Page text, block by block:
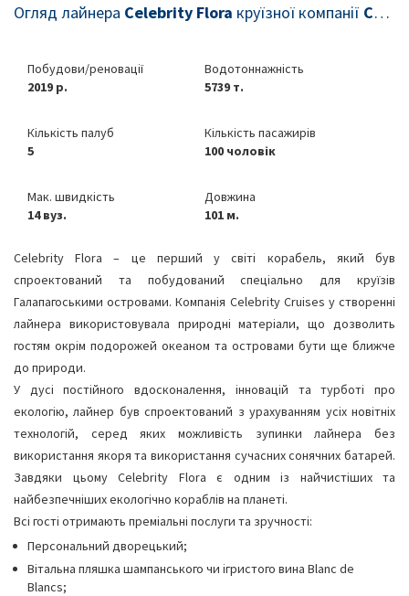
Огляд лайнера Celebrity Flora круїзної компанії Celebrity Cruises
Побудови/реновації
2019 р.
Водотоннажність
5739 т.
Кількість палуб
5
Кількість пасажирів
100 чоловік
Мак. швидкість
14 вуз.
Довжина
101 м.
Celebrity Flora – це перший у світі корабель, який був
спроектований та побудований спеціально для круїзів
Галапагоськими островами. Компанія Celebrity Cruises у створенні
лайнера використовувала природні матеріали, що дозволить
гостям окрім подорожей океаном та островами бути ще ближче
до природи.
У дусі постійного вдосконалення, інновацій та турботі про
екологію, лайнер був спроектований з урахуванням усіх новітніх
технологій, серед яких можливість зупинки лайнера без
використання якоря та використання сучасних сонячних батарей.
Завдяки цьому Celebrity Flora є одним із найчистіших та
найбезпечніших екологічно кораблів на планеті.
Всі гості отримають преміальні послуги та зручності:
Персональний дворецький;
Вітальна пляшка шампанського чи ігристого вина Blanc de
Blancs;